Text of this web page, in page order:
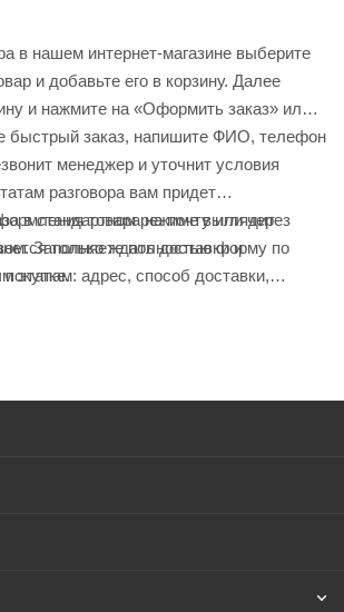
в нашем интернет-магазине выберите
и добавьте его в корзину. Далее
и нажмите на «Оформить заказ» или
быстрый заказ, напишите ФИО, телефон
менеджер и уточнит условия
разговора вам придет
товара на почту или через
только ждать доставки и
покупке.
в стандартном режиме выглядит
Заполняете полностью форму по
этапам: адрес, способ доставки,